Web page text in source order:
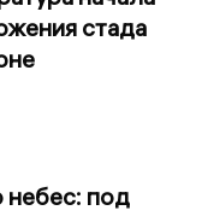
стада
под